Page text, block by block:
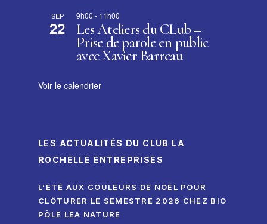
SEP
22
9h00 - 11h00
Les Ateliers du CLub –
Prise de parole en public
avec Xavier Barreau
Voir le calendrier
LES ACTUALITÉS DU CLUB LA
ROCHELLE ENTREPRISES
L’ÉTÉ AUX COULEURS DE NOËL POUR
CLÔTURER LE SEMESTRE 2026 CHEZ BIO
PÔLE LEA NATURE